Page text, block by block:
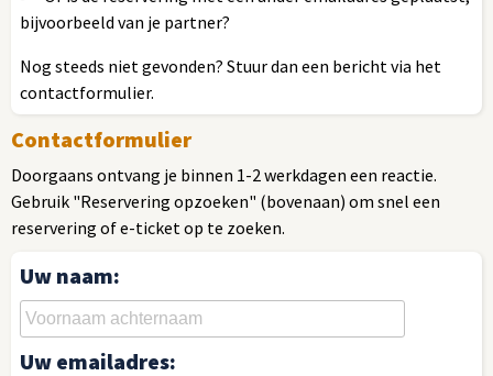
bijvoorbeeld van je partner?
Nog steeds niet gevonden? Stuur dan een bericht via het
contactformulier.
Contactformulier
Doorgaans ontvang je binnen 1-2 werkdagen een reactie.
Gebruik "Reservering opzoeken" (bovenaan) om snel een
reservering of e-ticket op te zoeken.
Uw naam:
Uw emailadres: